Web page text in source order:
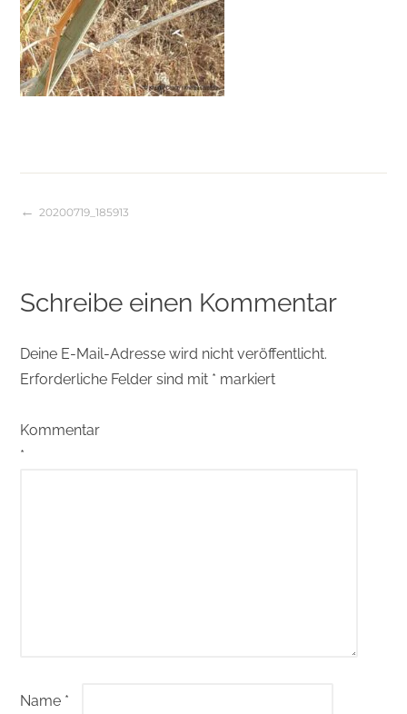
Beitragsnavigation
20200719_185913
Schreibe einen Kommentar
Deine E-Mail-Adresse wird nicht veröffentlicht.
Erforderliche Felder sind mit * markiert
Kommentar
*
Name *